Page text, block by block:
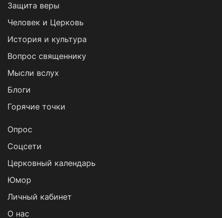
Защита веры
Человек и Церковь
История и культура
Вопрос священнику
Мысли вслух
Блоги
Горячие точки
Опрос
Cоцсети
Церковный календарь
Юмор
Личный кабинет
О нас